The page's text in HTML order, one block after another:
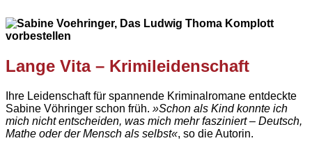
Lange Vita – Krimileidenschaft
Ihre Leidenschaft für spannende Kriminalromane entdeckte
Sabine Vöhringer schon früh. »Schon als Kind konnte ich
mich nicht entscheiden, was mich mehr fasziniert – Deutsch,
Mathe oder der Mensch als selbst«, so die Autorin.